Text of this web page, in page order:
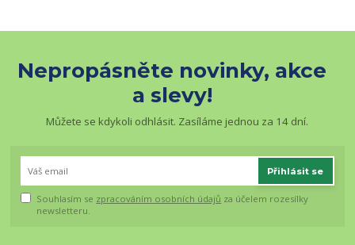
Nepropásněte novinky, akce
a slevy!
Můžete se kdykoli odhlásit. Zasíláme jednou za 14 dní.
Přihlásit se
Souhlasím se zpracováním osobních údajů za účelem rozesílky
newsletteru.